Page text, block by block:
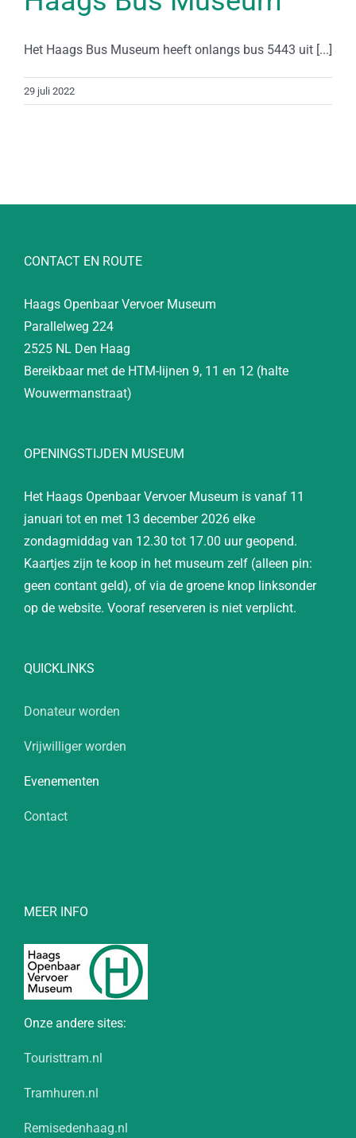
Het Haags Bus Museum heeft onlangs bus 5443 uit [...]
29 juli 2022
CONTACT EN ROUTE
Haags Openbaar Vervoer Museum
Parallelweg 224
2525 NL Den Haag
Bereikbaar met de HTM-lijnen 9, 11 en 12 (halte
Wouwermanstraat)
OPENINGSTIJDEN MUSEUM
Het Haags Openbaar Vervoer Museum is vanaf 11
januari tot en met 13 december 2026 elke
zondagmiddag van 12.30 tot 17.00 uur geopend.
Kaartjes zijn te koop in het museum zelf (alleen pin:
geen contant geld), of via de groene knop linksonder
op de website. Vooraf reserveren is niet verplicht.
QUICKLINKS
Donateur worden
Vrijwilliger worden
Evenementen
Contact
MEER INFO
Onze andere sites:
Touristtram.nl
Tramhuren.nl
Remisedenhaag.nl